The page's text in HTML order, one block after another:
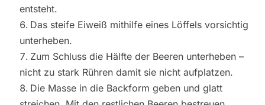
entsteht.
Das steife Eiweiß mithilfe eines Löffels vorsichtig
unterheben.
Zum Schluss die Hälfte der Beeren unterheben –
nicht zu stark Rühren damit sie nicht aufplatzen.
Die Masse in die Backform geben und glatt